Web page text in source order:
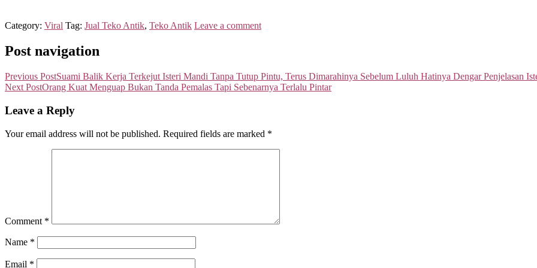
Category: Viral Tag: Jual Teko Antik, Teko Antik Leave a comment
Post navigation
Previous PostSuami Balik Kerja Terkejut Isteri Mandi Tanpa Tutup Pintu, Terus Dimarahinya Sebelum Luluh Hatinya Dengar Penjelasan
Next PostOrang Kuat Menguap Bukan Tanda Pemalas Tapi Sebenarnya Terlalu Pintar
Leave a Reply
Your email address will not be published. Required fields are marked *
Comment *
Name *
Email *